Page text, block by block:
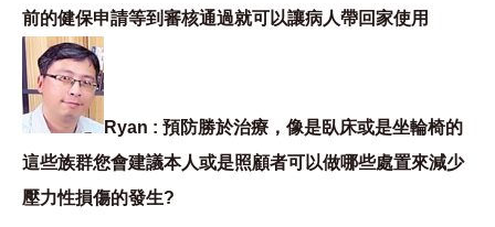
前的健保申請等到審核通過就可以讓病人帶回家使用
Ryan : 預防勝於治療，像是臥床或是坐輪椅的
這些族群您會建議本人或是照顧者可以做哪些處置來減少
壓力性損傷的發生?